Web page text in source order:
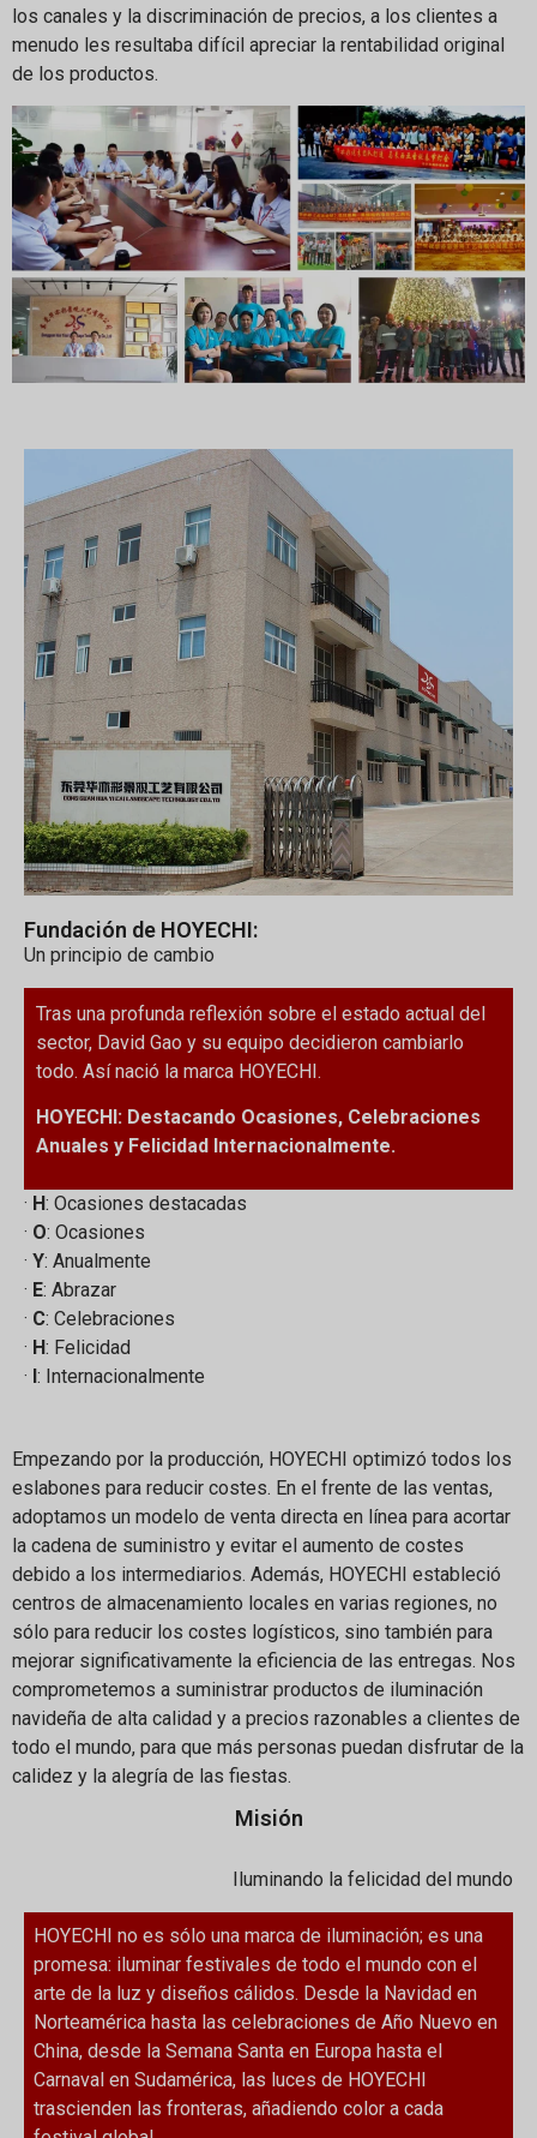
los canales y la discriminación de precios, a los clientes a
menudo les resultaba difícil apreciar la rentabilidad original
de los productos.
Fundación de HOYECHI:
Un principio de cambio
Tras una profunda reflexión sobre el estado actual del
sector, David Gao y su equipo decidieron cambiarlo
todo. Así nació la marca HOYECHI.
HOYECHI: Destacando Ocasiones, Celebraciones
Anuales y Felicidad Internacionalmente.
· H: Ocasiones destacadas
· O: Ocasiones
· Y: Anualmente
· E: Abrazar
· C: Celebraciones
· H: Felicidad
· : Internacionalmente
Empezando por la producción, HOYECHI optimizó todos los
eslabones para reducir costes. En el frente de las ventas,
adoptamos un modelo de venta directa en línea para acortar
la cadena de suministro y evitar el aumento de costes
debido a los intermediarios. Además, HOYECHI estableció
centros de almacenamiento locales en varias regiones, no
sólo para reducir los costes logísticos, sino también para
mejorar significativamente la eficiencia de las entregas. Nos
comprometemos a suministrar productos de iluminación
navideña de alta calidad y a precios razonables a clientes de
todo el mundo, para que más personas puedan disfrutar de la
calidez y la alegría de las fiestas.
Misión
Iluminando la felicidad del mundo
HOYECHI no es sólo una marca de iluminación; es una
promesa: iluminar festivales de todo el mundo con el
arte de la luz y diseños cálidos. Desde la Navidad en
Norteamérica hasta las celebraciones de Año Nuevo en
China, desde la Semana Santa en Europa hasta el
Carnaval en Sudamérica, las luces de HOYECHI
trascienden las fronteras, añadiendo color a cada